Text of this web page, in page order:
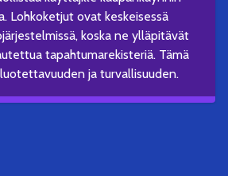
Lohkoketjut ovat keskeisessä
koska ne ylläpitävät
tapahtumarekisteriä. Tämä
ja turvallisuuden.